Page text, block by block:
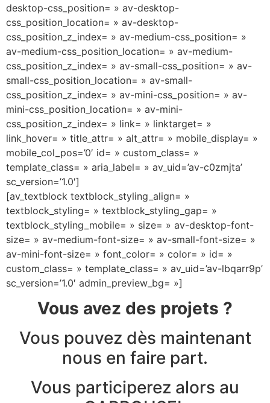
desktop-css_position= » av-desktop-
css_position_location= » av-desktop-
css_position_z_index= » av-medium-css_position= »
av-medium-css_position_location= » av-medium-
css_position_z_index= » av-small-css_position= » av-
small-css_position_location= » av-small-
css_position_z_index= » av-mini-css_position= » av-
mini-css_position_location= » av-mini-
css_position_z_index= » link= » linktarget= »
link_hover= » title_attr= » alt_attr= » mobile_display= »
mobile_col_pos=’0′ id= » custom_class= »
template_class= » aria_label= » av_uid=’av-c0zmjta’
sc_version=’1.0′]
[av_textblock textblock_styling_align= »
textblock_styling= » textblock_styling_gap= »
textblock_styling_mobile= » size= » av-desktop-font-
size= » av-medium-font-size= » av-small-font-size= »
av-mini-font-size= » font_color= » color= » id= »
custom_class= » template_class= » av_uid=’av-lbqarr9p’
sc_version=’1.0′ admin_preview_bg= »]
Vous avez des projets ?
Vous pouvez dès maintenant
nous en faire part.
Vous participerez alors au